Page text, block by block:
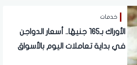
خدمات
الأوراك بـ165 جنيهًا.. أسعار الدواجن
في بداية تعاملات اليوم بالأسواق